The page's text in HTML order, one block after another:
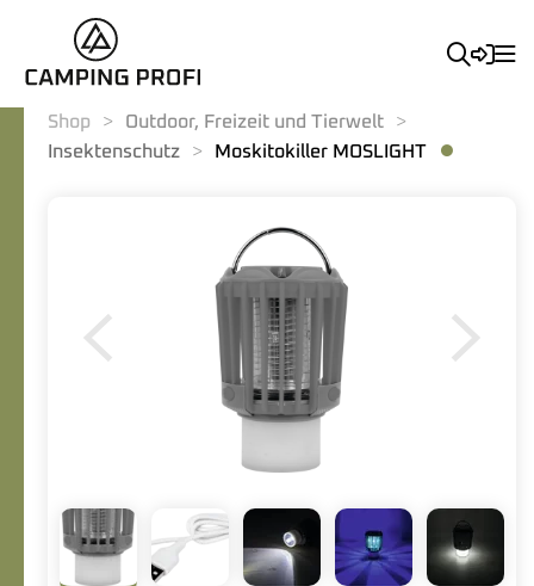
Shop
Outdoor, Freizeit und Tierwelt
Insektenschutz
Moskitokiller MOSLIGHT